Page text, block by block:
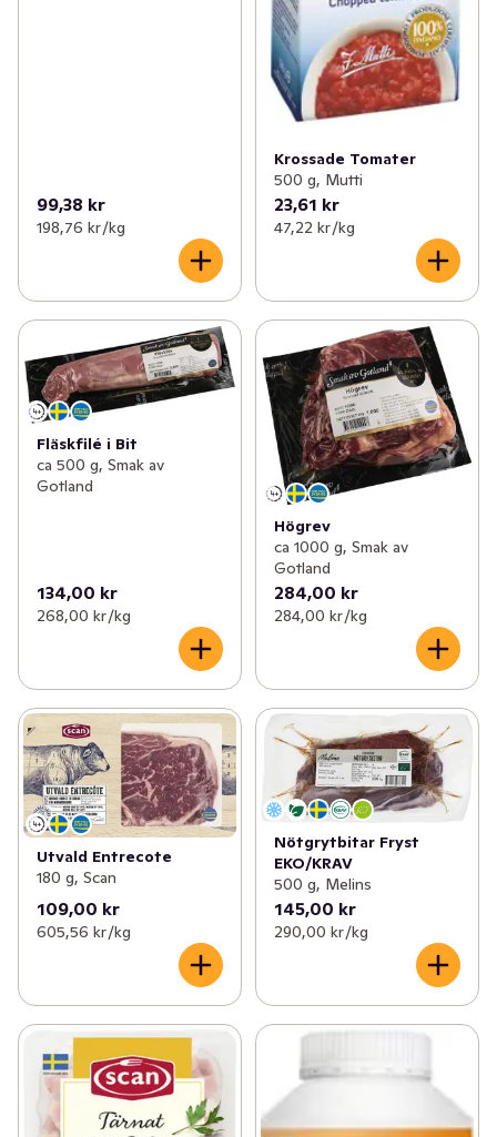
99,38 kr
198,76 kr /kg
Krossade Tomater
500 g, Mutti
23,61 kr
47,22 kr /kg
Fläskfilé i Bit
ca 500 g, Smak av
Gotland
134,00 kr
268,00 kr /kg
Högrev
ca 1000 g, Smak av
Gotland
284,00 kr
284,00 kr /kg
Utvald Entrecote
180 g, Scan
109,00 kr
605,56 kr /kg
Nötgrytbitar Fryst
EKO/KRAV
500 g, Melins
145,00 kr
290,00 kr /kg